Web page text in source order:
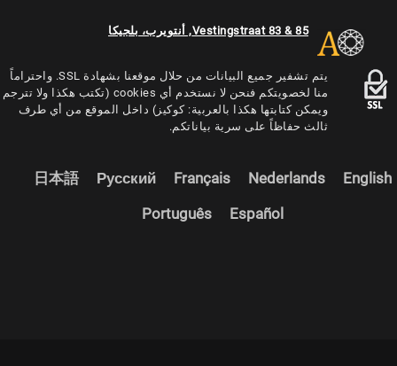
Vestingstraat 83 & 85, أنتويرب، بلجيكا
يتم تشفير جميع البيانات من حلال موقعنا بشهادة SSL. واحتراماً
منا لخصويتكم فنحن لا نستخدم أي cookies (تكتب هكذا ولا تترجم
ويمكن كتابتها هكذا بالعربية: كوكيز) داخل الموقع من أي طرف
ثالث حفاظاً على سرية بياناتكم.
English
Nederlands
Français
Русский
日本語
Español
Português